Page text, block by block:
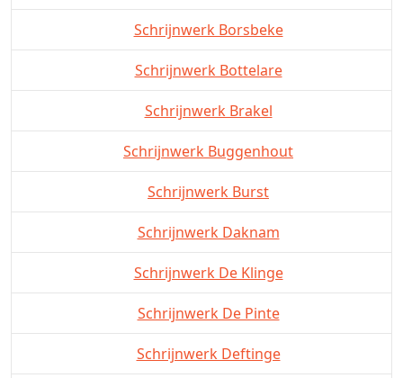
Schrijnwerk Borsbeke
Schrijnwerk Bottelare
Schrijnwerk Brakel
Schrijnwerk Buggenhout
Schrijnwerk Burst
Schrijnwerk Daknam
Schrijnwerk De Klinge
Schrijnwerk De Pinte
Schrijnwerk Deftinge